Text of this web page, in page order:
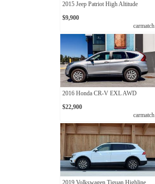
2015 Jeep Patriot High Altitude
$9,900
carmatch
2016 Honda CR-V EXL AWD
$22,900
carmatch
2019 Volkswagen Tiguan Highline